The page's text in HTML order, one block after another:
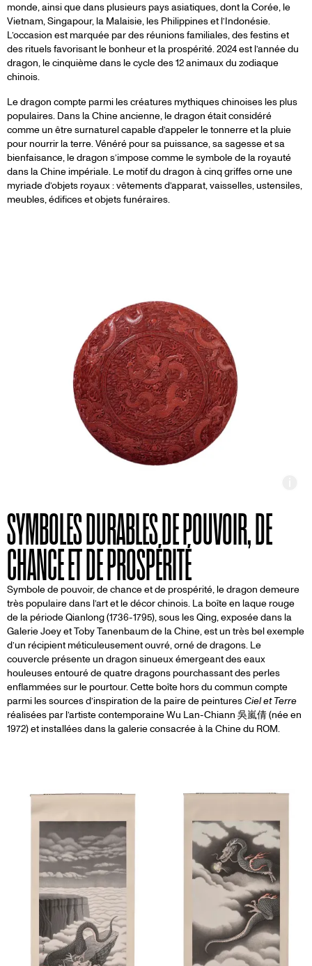
monde, ainsi que dans plusieurs pays asiatiques, dont la Corée, le
Vietnam, Singapour, la Malaisie, les Philippines et l’Indonésie.
L’occasion est marquée par des réunions familiales, des festins et
des rituels favorisant le bonheur et la prospérité. 2024 est l’année du
dragon, le cinquième dans le cycle des 12 animaux du zodiaque
chinois.
Le dragon compte parmi les créatures mythiques chinoises les plus
populaires. Dans la Chine ancienne, le dragon était considéré
comme un être surnaturel capable d’appeler le tonnerre et la pluie
pour nourrir la terre. Vénéré pour sa puissance, sa sagesse et sa
bienfaisance, le dragon s’impose comme le symbole de la royauté
dans la Chine impériale. Le motif du dragon à cinq griffes orne une
myriade d’objets royaux : vêtements d’apparat, vaisselles, ustensiles,
meubles, édifices et objets funéraires.
SYMBOLES DURABLES DE POUVOIR, DE
CHANCE ET DE PROSPÉRITÉ
Symbole de pouvoir, de chance et de prospérité, le dragon demeure
très populaire dans l’art et le décor chinois. La boîte en laque rouge
de la période Qianlong (1736-1795), sous les Qing, exposée dans la
Galerie Joey et Toby Tanenbaum de la Chine, est un très bel exemple
d’un récipient méticuleusement ouvré, orné de dragons. Le
couvercle présente un dragon sinueux émergeant des eaux
houleuses entouré de quatre dragons pourchassant des perles
enflammées sur le pourtour. Cette boîte hors du commun compte
parmi les sources d’inspiration de la paire de peinturesCiel et Terre
réalisées par l’artiste contemporaine Wu Lan-Chiann 吳嵐倩 (née en
1972) et installées dans la galerie consacrée à la Chine du ROM.